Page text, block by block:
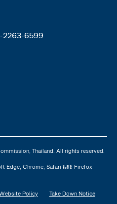
6599
Thailand. All rights reserved.
Edge, Chrome, Safari และ Firefox
Policy Take Down Notice